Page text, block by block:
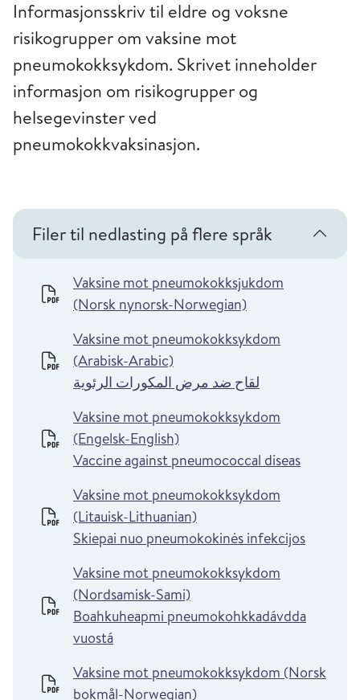
Informasjonsskriv til eldre og voksne
risikogrupper om vaksine mot
pneumokokksykdom. Skrivet inneholder
informasjon om risikogrupper og
helsegevinster ved
pneumokokkvaksinasjon.
Filer til nedlasting på flere språk
Vaksine mot pneumokokksjukdom
(Norsk nynorsk-Norwegian)
Vaksine mot pneumokokksykdom
(Arabisk-Arabic)
لقاح ضد مرض المكورات الرئوية
Vaksine mot pneumokokksykdom
(Engelsk-English)
Vaccine against pneumococcal diseas
Vaksine mot pneumokokksykdom
(Litauisk-Lithuanian)
Skiepai nuo pneumokokinės infekcijos
Vaksine mot pneumokokksykdom
(Nordsamisk-Sami)
Boahkuheapmi pneumokohkkadávdda
vuostá
Vaksine mot pneumokokksykdom (Norsk
bokmål-Norwegian)